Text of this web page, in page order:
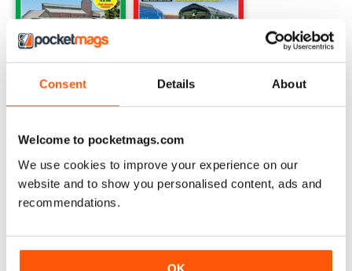
Consent Details About
Welcome to pocketmags.com
We use cookies to improve your experience on our
website and to show you personalised content, ads and
recommendations.
OK
January 2026
Al carrello